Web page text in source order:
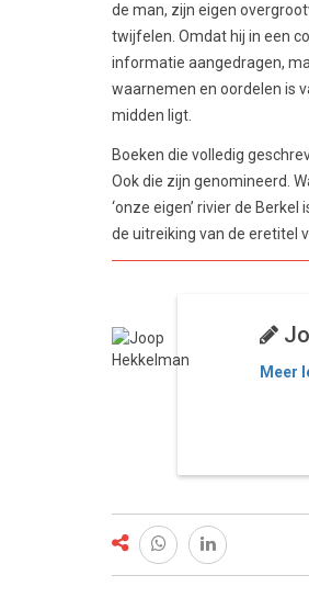
de man, zijn eigen
twijfelen. Omdat hij in een
informatie aangedragen,
waarnemen en oordelen is
midden ligt.
Boeken die volledig
Ook die zijn genomineerd.
‘onze eigen’ rivier de
de uitreiking van de eretitel
Meer